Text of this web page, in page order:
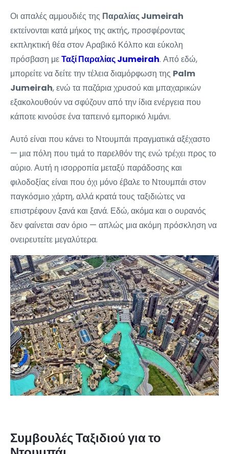
Οι απαλές αμμουδιές της Παραλίας Jumeirah
εκτείνονται κατά μήκος της ακτής, προσφέροντας
εκπληκτική θέα στον Αραβικό Κόλπο και εύκολη
πρόσβαση μεΤαξί Παραλίας Jumeirah. Από εδώ,
μπορείτε να δείτε την τέλεια διαμόρφωση της Palm
Jumeirah, ενώ τα παζάρια χρυσού και μπαχαρικών
εξακολουθούν να σφύζουν από την ίδια ενέργεια που
κάποτε κινούσε ένα ταπεινό εμπορικό λιμάνι.
Αυτό είναι που κάνει το Ντουμπάι πραγματικά αξέχαστο
— μια πόλη που τιμά το παρελθόν της ενώ τρέχει προς το
αύριο. Αυτή η ισορροπία μεταξύ παράδοσης και
φιλοδοξίας είναι που όχι μόνο έβαλε το Ντουμπάι στον
παγκόσμιο χάρτη, αλλά κρατά τους ταξιδιώτες να
επιστρέφουν ξανά και ξανά. Εδώ, ακόμα και ο ουρανός
δεν φαίνεται σαν όριο — απλώς μια ακόμη πρόσκληση να
ονειρευτείτε μεγαλύτερα.
Συμβουλές Ταξιδιού για το